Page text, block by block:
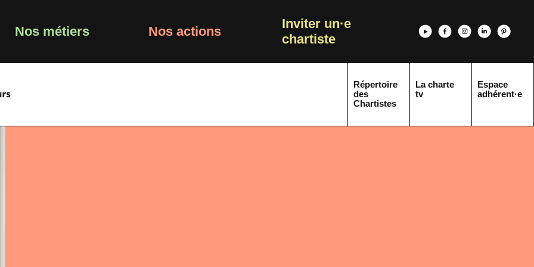
Nos métiers Nos actions
Inviter un·e
chartiste
Répertoire
des
Chartistes
La charte
tv
Espace
adhérent·e